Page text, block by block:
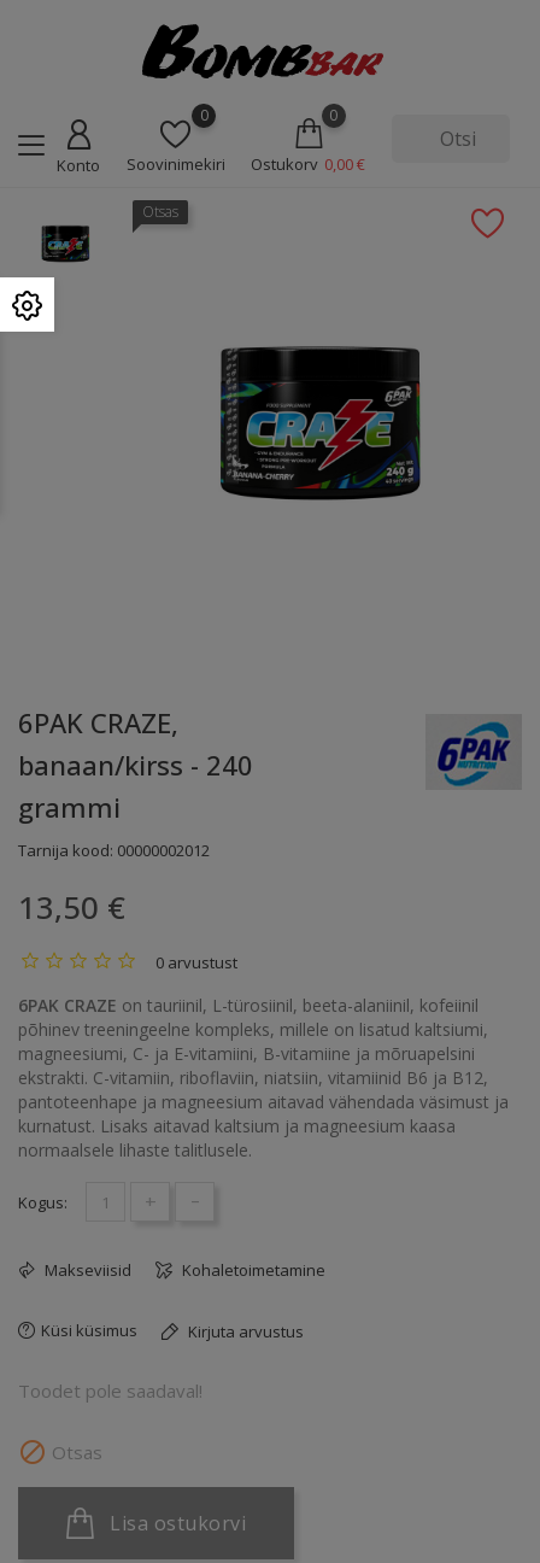
Konto
0
Soovinimekiri
0
Ostukorv 0,00 €
Otsas
6PAK CRAZE,
banaan/kirss - 240
grammi
Tarnija kood: 00000002012
13,50 €
0 arvustust
6PAK CRAZE on tauriinil, L-türosiinil, beeta-alaniinil, kofeiinil
põhinev treeningeelne kompleks, millele on lisatud kaltsiumi,
magneesiumi, C- ja E-vitamiini, B-vitamiine ja mõruapelsini
ekstrakti. C-vitamiin, riboflaviin, niatsiin, vitamiinid B6 ja B12,
pantoteenhape ja magneesium aitavad vähendada väsimust ja
kurnatust. Lisaks aitavad kaltsium ja magneesium kaasa
normaalsele lihaste talitlusele.
Kogus: + -
Makseviisid Kohaletoimetamine
Küsi küsimus Kirjuta arvustus
Toodet pole saadaval!
 Otsas
Lisa ostukorvi